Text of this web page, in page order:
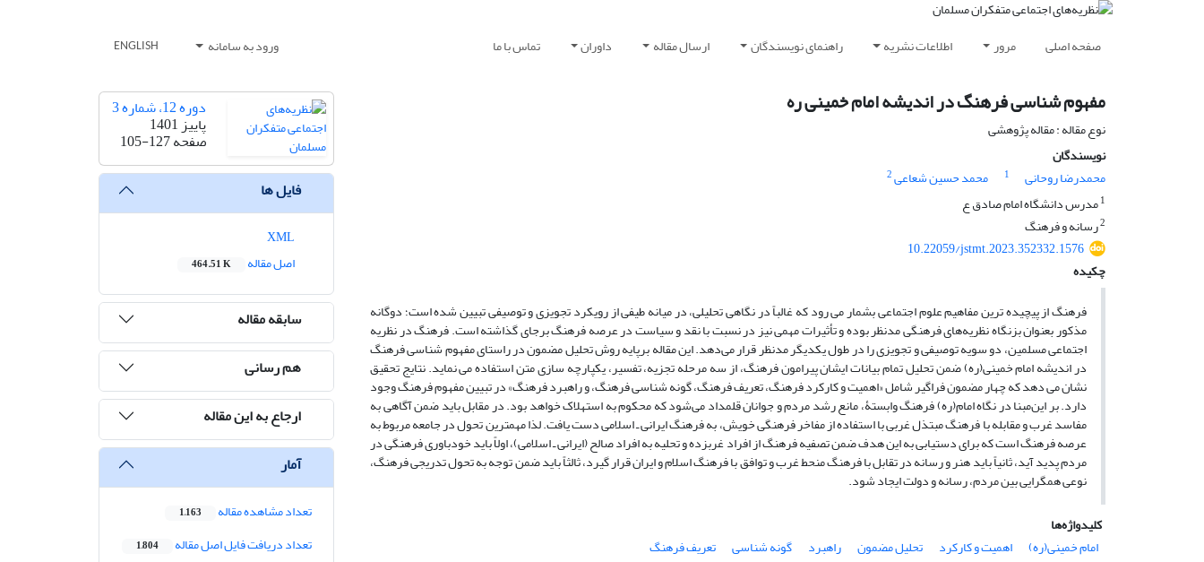
صفحه اصلی مرور اطلاعات نشریه راهنمای نویسندگان ارسال مقاله داوران تماس با ما ورود به سامانه ENGLISH
مفهوم شناسی فرهنگ در اندیشه امام خمینی ره
نوع مقاله : مقاله پژوهشی
نویسندگان
محمدرضا روحانی
1 محمد حسین شعاعی2
1مدرس دانشگاه امام صادق ع
2رسانه و فرهنگ
10.22059/jstmt.2023.352332.1576
چکیده
فرهنگ از پیچیده ترین مفاهیم علوم اجتماعی بشمار می رود که غالباً در نگاهی تحلیلی، در میانه طیفی از رویکرد تجویزی و توصیفی تبیین شده است؛ دوگانه
مذکور بعنوان بزنگاه نظریه‌های فرهنگی مدنظر بوده و تأثیرات مهمی نیز در نسبت با نقد و سیاست در عرصه فرهنگ برجای گذاشته است. فرهنگ در نظریه
اجتماعی مسلمین، دو سویه توصیفی و تجویزی را در طول یکدیگر مدنظر قرار می‌دهد. این مقاله برپایه روش تحلیل مضمون در راستای مفهوم شناسی فرهنگ
در اندیشه امام خمینی(ره) ضمن تحلیل تمام بیانات ایشان پیرامون فرهنگ، از سه مرحله تجزیه، تفسیر، یکپارچه سازی متن استفاده می نماید. نتایج تحقیق
نشان می دهد که چهار مضمون فراگیر شامل «اهمیت و کارکرد فرهنگ، تعریف فرهنگ، گونه شناسی فرهنگ، و راهبرد فرهنگ» در تبیین مفهوم فرهنگ وجود
دارد. بر این‌مبنا در نگاه امام(ره) فرهنگ وابستۀ، مانع رشد مردم و جوانان قلمداد می‌شود که محکوم به استهلاک خواهد بود. در مقابل باید ضمن آگاهی به
مفاسد غرب و مقابله با فرهنگ مبتذل غربی با استفاده از مفاخر فرهنگی خویش، به فرهنگ ایرانی ـ اسلامی دست یافت. لذا مهمترین تحول در جامعه مربوط به
عرصه فرهنگ است که برای دستیابی به این هدف ضمن تصفیه فرهنگ از افراد غربزده و تحلیه به افراد صالح (ایرانی ـ اسلامی)، اولاً باید خودباوری فرهنگی در
مردم پدید آید، ثانیاً باید هنر و رسانه در تقابل با فرهنگ منحط غرب و توافق با فرهنگ اسلام و ایران قرار گیرد، ثالثاً باید ضمن توجه به تحول تدریجی فرهنگ،
نوعی همگرایی بین مردم، رسانه و دولت ایجاد شود.
کلیدواژه‌ها
امام خمینی(ره)
اهمیت و کارکرد تحلیل مضمون راهبرد گونه شناسی
تعریف فرهنگ
دوره 12، شماره 3
پاییز 1401
صفحه105-127
فایل ها
اصل مقاله
464.51 K
سابقه مقاله
هم رسانی
ارجاع به این مقاله
آمار
تعداد مشاهده مقاله 1,163
تعداد دریافت فایل اصل مقاله 1,804